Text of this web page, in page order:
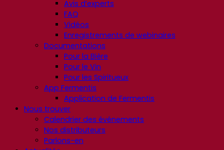
Avis d’experts
FAQ
Vidéos
Enregistrements de webinaires
Documentations
Pour la Bière
Pour le Vin
Pour les Spiritueux
App Fermentis
Application de Fermentis
Nous trouver
Calendrier des événements
Nos distributeurs
Parlons-en